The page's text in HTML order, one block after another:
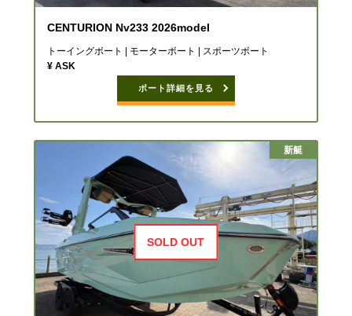
CENTURION Nv233 2026model
トーイングボート | モーターボート | スポーツボート
¥ ASK
ボート詳細を見る
新艇
SOLD OUT